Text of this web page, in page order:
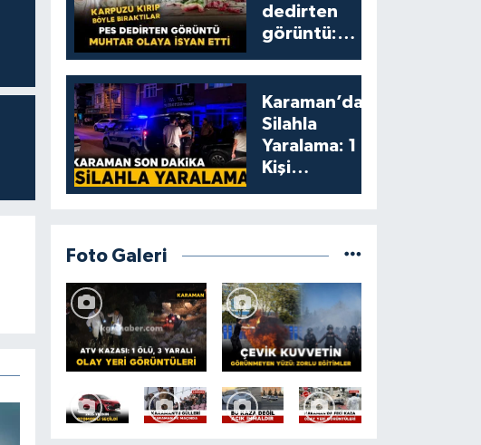
dedirten
görüntü:
yumruklayıp
yediler,
artıklarını
kamelyada
bıraktılar
Karaman’da
Silahla
Yaralama: 1
Kişi
Foto Galeri